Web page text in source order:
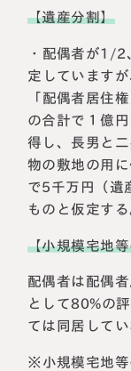
【遺産分割】
・配偶者が1/
定しています
「配偶者居住
の合計で１億
得し、長男と
物の敷地の用
で5千万円（遺
ものと仮定する
【小規模宅地
配偶者は配偶
として80%の
ては同居して
※小規模宅地等